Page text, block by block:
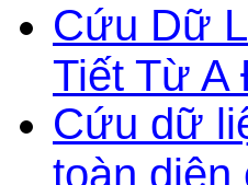
Cứu Dữ
Tiết Từ A
Cứu dữ
toàn diện